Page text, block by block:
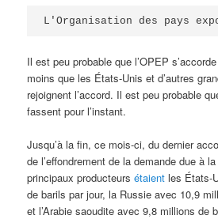
L'Organisation des pays
Il est peu probable que l’OPEP
moins que les États-Unis et d’autres
rejoignent l’accord. Il est peu probable
fassent pour l’instant.
Jusqu’à la fin, ce mois-ci, du dernier
de l’effondrement de la demande due à
principaux producteursétaient les États-
de barils par jour, la Russie avec 10,9
et l’Arabie saoudite avec 9,8 millions de